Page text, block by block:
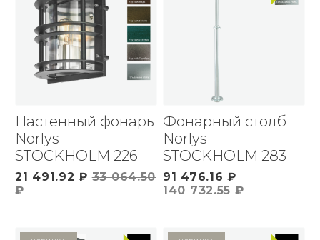
Настенный фонарь
Norlys
STOCKHOLM 226
21 491.92 ₽33 064.50
₽
Фонарный столб
Norlys
STOCKHOLM 283
91 476.16 ₽
140 732.55 ₽